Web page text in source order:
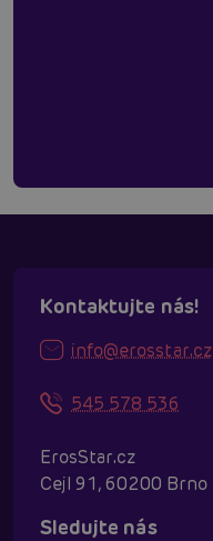
Kontaktujte nás!
info@erosstar.cz
545 578 536
ErosStar.cz
Cejl 91, 60200 Brno
Sledujte nás